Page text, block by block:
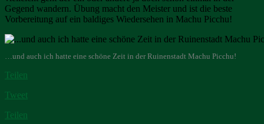
Gegend wandern. Übung macht den Meister und ist die beste
Vorbereitung auf ein baldiges Wiedersehen in Machu Picchu!
…und auch ich hatte eine schöne Zeit in der Ruinenstadt Machu Picchu!
Teilen
Tweet
Teilen